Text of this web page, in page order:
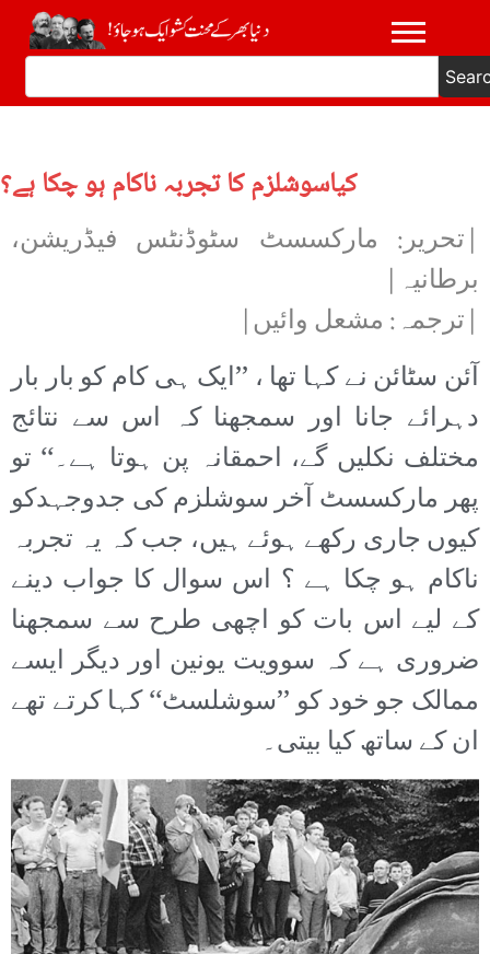
کیاسوشلزم کا تجربہ ناکام ہو چکا ہے؟
|تحریر: مارکسسٹ سٹوڈنٹس فیڈریشن،
برطانیہ|
|ترجمہ: مشعل وائیں|
آئن سٹائن نے کہا تھا ، ’’ایک ہی کام کو بار بار
دہرائے جانا اور سمجھنا کہ اس سے نتائج
مختلف نکلیں گے، احمقانہ پن ہوتا ہے۔‘‘ تو
پھر مارکسسٹ آخر سوشلزم کی جدوجہدکو
کیوں جاری رکھے ہوئے ہیں، جب کہ یہ تجربہ
ناکام ہو چکا ہے ؟ اس سوال کا جواب دینے
کے لیے اس بات کو اچھی طرح سے سمجھنا
ضروری ہے کہ سوویت یونین اور دیگر ایسے
ممالک جو خود کو ’’سوشلسٹ‘‘ کہا کرتے تھے
ان کے ساتھ کیا بیتی۔